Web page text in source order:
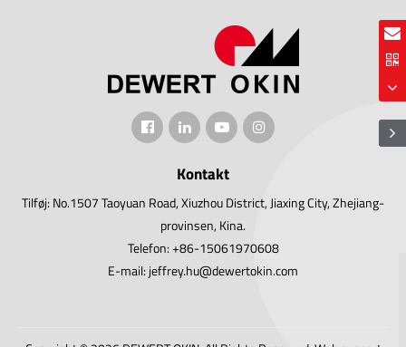
Kontakt
Tilføj: No.1507 Taoyuan Road, Xiuzhou District, Jiaxing City, Zhejiang-
provinsen, Kina.
Telefon: +86-15061970608
E-mail: jeffrey.hu@dewertokin.com